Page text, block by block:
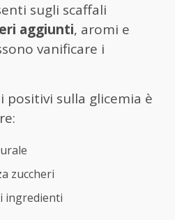
sugli scaffali
aggiunti, aromi e
vanificare i
sulla glicemia è
zuccheri
ingredienti